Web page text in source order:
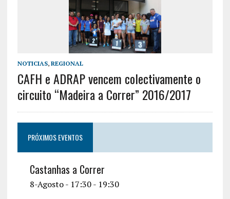
NOTICIAS, REGIONAL
CAFH e ADRAP vencem colectivamente o
circuito “Madeira a Correr” 2016/2017
PRÓXIMOS EVENTOS
Castanhas a Correr
8-Agosto - 17:30- 19:30